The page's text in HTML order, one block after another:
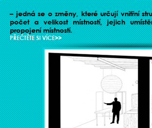
ORGANIZACE
– jedná se o změny, které určují vnitřní
počet a velikost místností, jejich
propojení místností.
PŘEČTĚTE SI VÍCE>>